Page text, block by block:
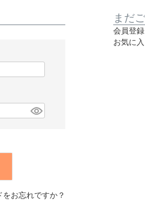
をお忘れですか？
まだ
会員登
お気に